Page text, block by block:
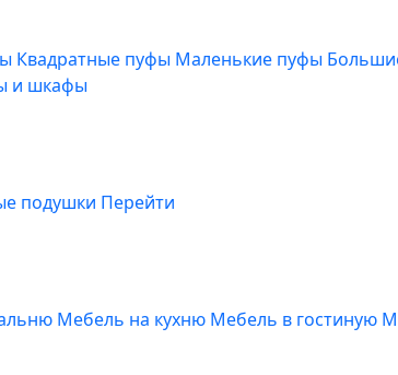
Квадратные пуфы Маленькие пуфы
и шкафы
подушки Перейти
Мебель на кухню Мебель в гостиную